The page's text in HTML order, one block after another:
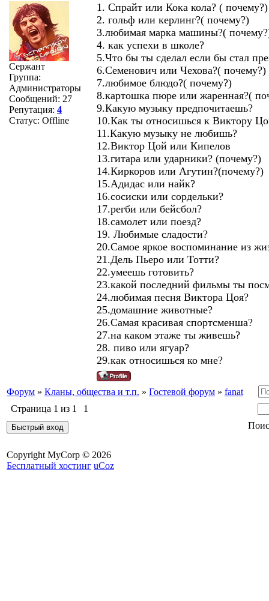
Сержант
Группа:
Администраторы
Сообщений: 27
Репутация: 4
Статус: Offline
1. Спрайт или Кока кола? ( почему?)
2. гольф или керлинг?( почему?)
3.любимая марка машины?(
4. как успехи в школе?
5.Что бы ты сделал если бы стал
6.Семенович или Чехова?( почему?)
7.любимое блюдо?( почему?)
8.картошка пюре или жаренная?(
9.Какую музыку предпочитаешь?
10.Как ты относишься к Виктору
11.Какую музыку не любишь?
12.Виктор Цой или Кипелов
13.гитара или ударники? (почему?)
14.Киркоров или Агутин?(почему?)
15.Адидас или найк?
16.сосиски или сордельки?
17.регби или бейсбол?
18.самолет или поезд?
19. Любимые сладости?
20.Самое яркое воспоминание из
21.Дель Пьеро или Тотти?
22.умеешь готовить?
23.какой последний фильмы ты
24.любимая песня Виктора Цоя?
25.домашние животные?
26.Самая красивая спортсменша?
27.на каком этаже ты живешь?
28. пиво или ягуар?
29.как относишься ко мне?
Форум » Кланы, общества и т.п. » Гостевой форум » fanat
Страница 1 из 1
1
Copyright MyCorp © 2026
Бесплатный хостинг uCoz